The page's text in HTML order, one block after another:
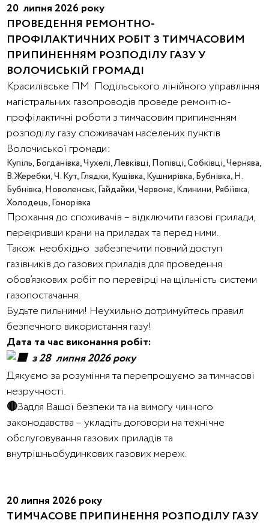
20 липня 2026 року
ПРОВЕДЕННЯ РЕМОНТНО-
ПРОФІЛАКТИЧНИХ РОБІТ З ТИМЧАСОВИМ
ПРИПИНЕННЯМ РОЗПОДІЛУ ГАЗУ У
ВОЛОЧИСЬКІЙ ГРОМАДІ
Красилівське ПМ Подільського лінійного управління
магістральних газопроводів проведе ремонтно-
профілактичні роботи з тимчасовим припиненням
розподілу газу споживачам населених пунктів
Волочиської громади:
Купіль, Богданівка, Чухелі, Левківці, Попівці, Собківці, Чернява,
В.Жеребки, Ч. Кут, Глядки, Кущівка, Кушнирівка, Бубнівка, Н.
Бубнівка, Новоленськ, Гайдайки, Червоне, Клинини, Рябіївка,
Холодець, Гонорівка
Прохання до споживачів – відключити газові прилади,
перекривши крани на приладах та перед ними.
Також необхідно забезпечити повний доступ
газівників до газових приладів для проведення
обов’язкових робіт по перевірці на щільність системи
газопостачання.
Будьте пильними! Неухильно дотримуйтесь правил
безпечного використання газу!
Дата та час виконання робіт:
з 28 липня 2026 року
Дякуємо за розуміння та перепрошуємо за тимчасові
незручності.
🔴Задля Вашої безпеки та на вимогу чинного
законодавства – укладіть договори на технічне
обслуговування газових приладів та
внутрішньобудинкових газових мереж.
20 липня 2026 року
ТИМЧАСОВЕ ПРИПИНЕННЯ РОЗПОДІЛУ ГАЗУ